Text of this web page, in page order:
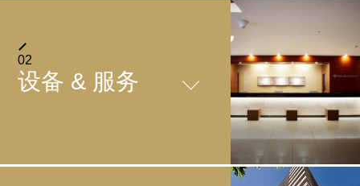
日式与西式合璧的自助餐
02
设备 & 服务